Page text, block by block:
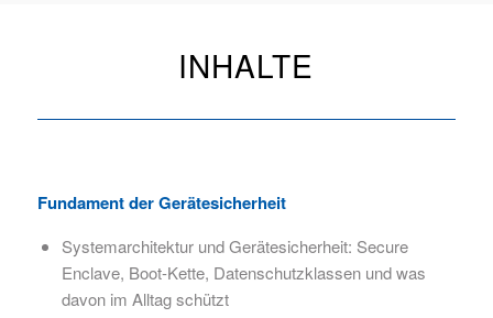
INHALTE
Fundament der Gerätesicherheit
Systemarchitektur und Gerätesicherheit: Secure
Enclave, Boot-Kette, Datenschutzklassen und was
davon im Alltag schützt